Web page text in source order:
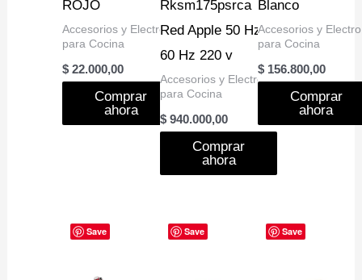
ROJO
Accesorios y Electro
para Cocina
$ 22.000,00
Comprar
ahora
Rksm175psrca
Red Apple 50 Hz X
60 Hz 220 v
Accesorios y Electro
para Cocina
$ 940.000,00
Comprar
ahora
Blanco
Accesorios y Electro
para Cocina
$156.800,00
Comprar
ahora
Save Save Save